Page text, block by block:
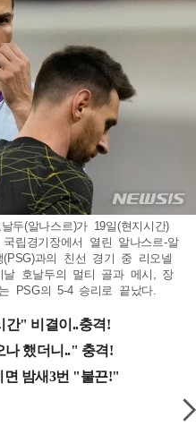
두(알나스르)가 19일(현지시간)
립경기장에서 열린 알나스르-알
과의 친선 경기 중 리오넬
날 호날두의 멀티 골과 메시, 장
PSG의 5-4 승리로 끝났다.